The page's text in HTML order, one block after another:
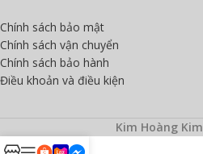
Chính sách bảo mật
Chính sách vận chuyển
Chính sách bảo hành
Điều khoản và điều kiện
Kim Hoàng Kim